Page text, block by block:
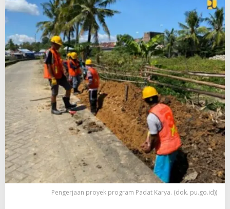
Pengerjaan proyek program Padat Karya. (dok. pu.go.id))